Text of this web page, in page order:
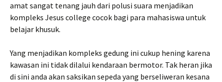
amat sangat tenang jauh dari polusi suara menjadikan
kompleks Jesus college cocok bagi para mahasiswa untuk
belajar khusuk.
Yang menjadikan kompleks gedung ini cukup hening karena
kawasan ini tidak dilalui kendaraan bermotor. Tak heran jika
di sini anda akan saksikan sepeda yang berseliweran kesana